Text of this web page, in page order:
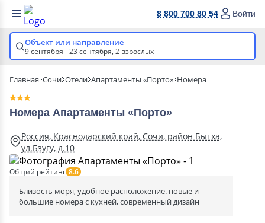
8 800 700 80 54 Войти
Объект или направление
9 сентября - 23 сентября, 2 взрослых
Главная Сочи Отели Апартаменты «Порто» Номера
Номера Апартаменты «Порто»
Россия, Краснодарский край, Сочи, район Бытха,
ул.Бзугу, д.10
Общий рейтинг 8.6
Близость моря, удобное расположение. новые и
большие номера с кухней, современный дизайн